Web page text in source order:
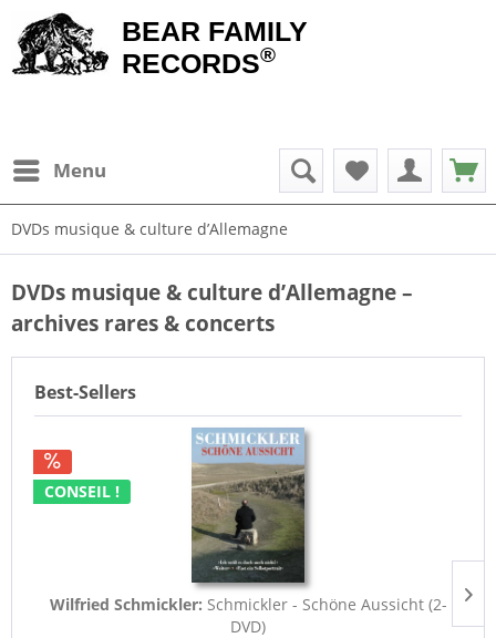
BEAR FAMILY
RECORDS®
Menu
DVDs musique & culture d’Allemagne
DVDs musique & culture d’Allemagne –
archives rares & concerts
Best-Sellers
CONSEIL !
Wilfried Schmickler: Schmickler - Schöne Aussicht (2-
DVD)